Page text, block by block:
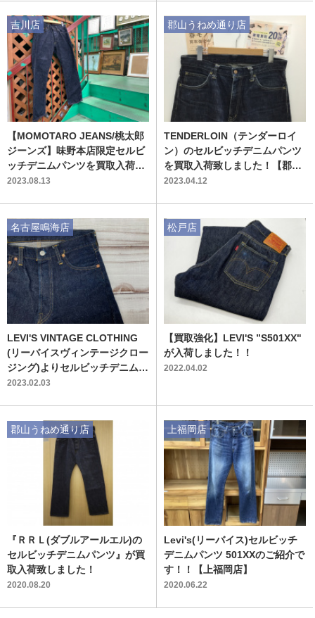
【MOMOTARO JEANS/桃太郎
ジーンズ】味野本店限定セルビ
ッチデニムパンツを買取入荷い
たしました！
2023.08.13
吉川店
TENDERLOIN（テンダーロイ
ン）のセルビッチデニムパンツ
を買取入荷致しました！【郡山
うねめ通り店】
2023.04.12
郡山うねめ通り店
LEVI'S VINTAGE CLOTHING
(リーバイスヴィンテージクロー
ジング)よりセルビッチデニムパ
ンツが買取入荷しました！！
2023.02.03
名古屋鳴海店
【買取強化】LEVI'S ”S501XX"
が入荷しました！！
2022.04.02
松戸店
『ＲＲＬ(ダブルアールエル)の
セルビッチデニムパンツ』が買
取入荷致しました！
2020.08.20
郡山うねめ通り店
Levi's(リーバイス)セルビッチ
デニムパンツ 501XXのご紹介で
す！！【上福岡店】
2020.06.22
上福岡店